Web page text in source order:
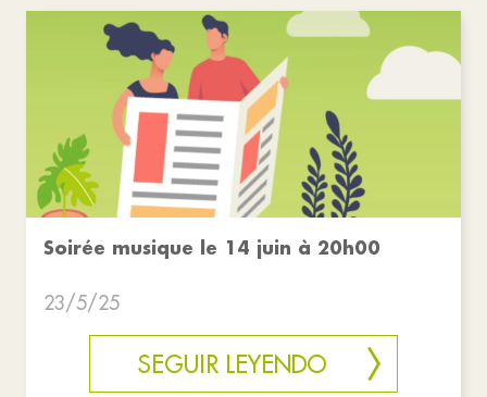
Soirée musique le 14 juin à 20h00
23/5/25
SEGUIR LEYENDO